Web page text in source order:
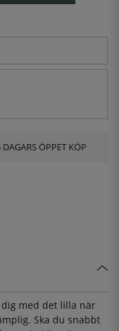
ÖPPET KÖP
med det lilla när
Ska du snabbt